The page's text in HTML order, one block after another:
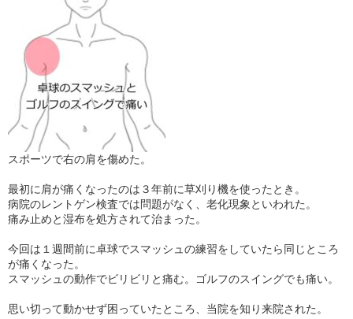
スポーツで右の肩を傷めた。
最初に肩が痛くなったのは３年前に草刈り機を使ったとき。
病院のレントゲン検査では問題がなく、老化現象といわれた。
痛み止めと湿布を処方されて治まった。
今回は１週間前に卓球でスマッシュの練習をしていたら同じところ
が痛くなった。
スマッシュの動作でビリビリと痛む。ゴルフのスイングでも痛い。
思い切って動かせず困っていたところ、当院を知り来院された。